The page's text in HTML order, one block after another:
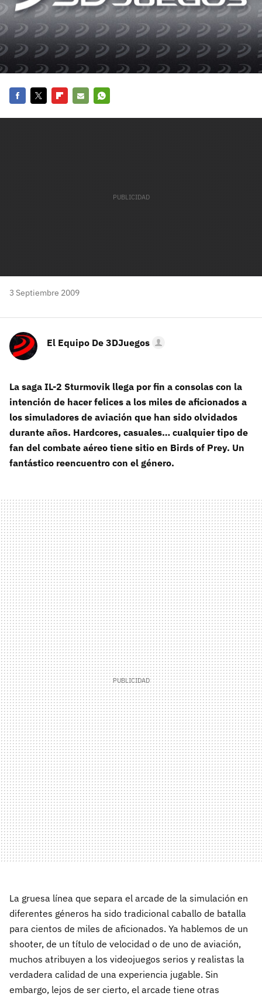
3 Septiembre 2009
El Equipo De 3DJuegos
La saga IL-2 Sturmovik llega por fin a consolas con la
intención de hacer felices a los miles de aficionados a
los simuladores de aviación que han sido olvidados
durante años. Hardcores, casuales… cualquier tipo de
fan del combate aéreo tiene sitio en Birds of Prey. Un
fantástico reencuentro con el género.
La gruesa línea que separa el arcade de la simulación en
diferentes géneros ha sido tradicional caballo de batalla
para cientos de miles de aficionados. Ya hablemos de un
shooter, de un título de velocidad o de uno de aviación,
muchos atribuyen a los videojuegos serios y realistas la
verdadera calidad de una experiencia jugable. Sin
embargo, lejos de ser cierto, el arcade tiene otras
¿Todavía no tienes cuenta?
Regístrate gratis
disponible, pero puedes seguir usando tu cuenta
carácter inicial), pero no mayúsculas, espacios, tildes
o caracteres especiales.
He leído y acepto lapolitica de privacidad y
de participación
Registrarse en 3DJuegos